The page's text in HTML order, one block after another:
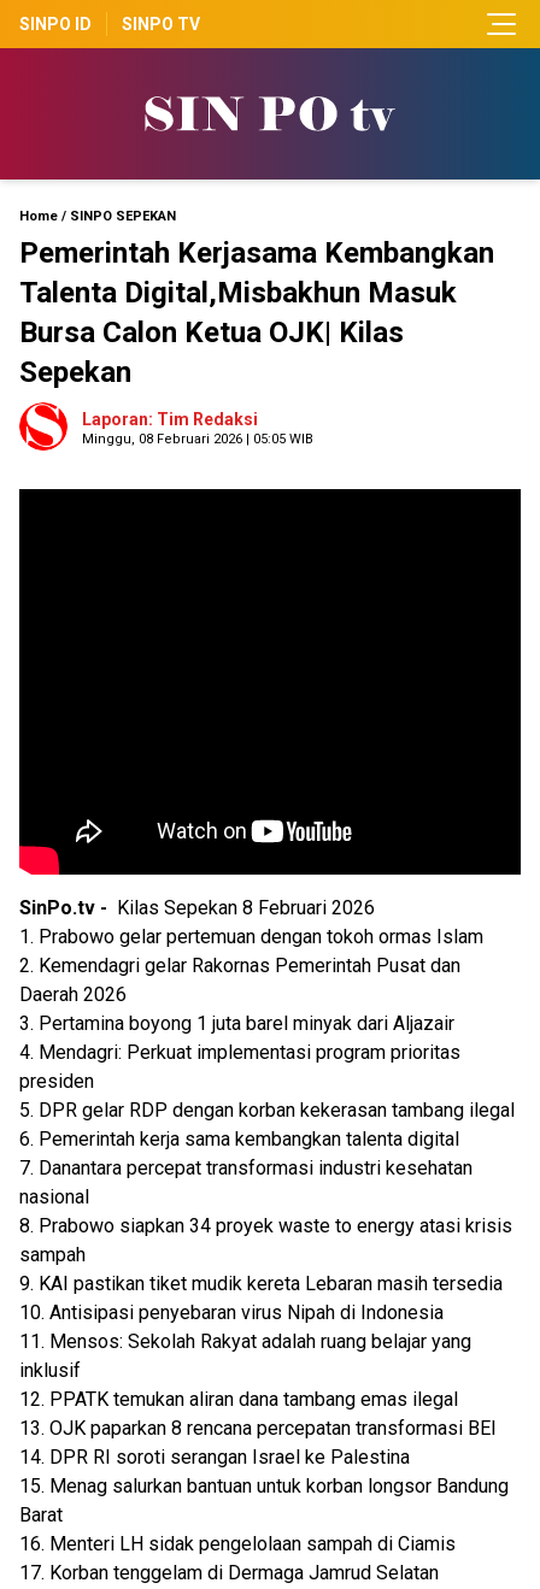
SINPO ID SINPO TV
Home / SINPO SEPEKAN
Pemerintah Kerjasama Kembangkan
Talenta Digital,Misbakhun Masuk
Bursa Calon Ketua OJK| Kilas
Sepekan
Laporan: Tim Redaksi
Minggu, 08 Februari 2026 | 05:05 WIB
SinPo.tv -
Kilas Sepekan 8 Februari 2026
1. Prabowo gelar pertemuan dengan tokoh ormas Islam
2. Kemendagri gelar Rakornas Pemerintah Pusat dan
Daerah 2026
3. Pertamina boyong 1 juta barel minyak dari Aljazair
4. Mendagri: Perkuat implementasi program prioritas
presiden
5. DPR gelar RDP dengan korban kekerasan tambang ilegal
6. Pemerintah kerja sama kembangkan talenta digital
7. Danantara percepat transformasi industri kesehatan
nasional
8. Prabowo siapkan 34 proyek waste to energy atasi krisis
sampah
9. KAI pastikan tiket mudik kereta Lebaran masih tersedia
10. Antisipasi penyebaran virus Nipah di Indonesia
11. Mensos: Sekolah Rakyat adalah ruang belajar yang
inklusif
12. PPATK temukan aliran dana tambang emas ilegal
13. OJK paparkan 8 rencana percepatan transformasi BEI
14. DPR RI soroti serangan Israel ke Palestina
15. Menag salurkan bantuan untuk korban longsor Bandung
Barat
16. Menteri LH sidak pengelolaan sampah di Ciamis
17. Korban tenggelam di Dermaga Jamrud Selatan